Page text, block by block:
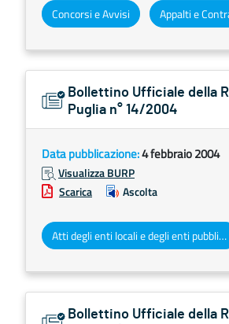
Concorsi e Avvisi Appalti e
Bollettino Ufficiale della
Puglia n° 14/2004
Data pubblicazione:4 febbraio 2004
Visualizza BURP
Scarica
Ascolta
Atti degli enti locali e degli enti pubblici e privati
Bollettino Ufficiale della